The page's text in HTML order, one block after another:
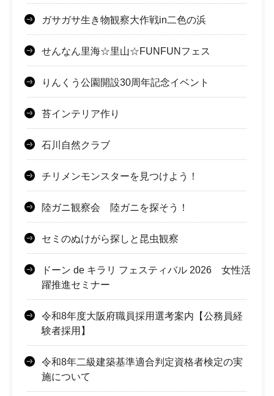
ガサガサ生き物観察大作戦in二色の浜
せんなん里海☆里山☆FUNFUNフェス
りんくう公園開設30周年記念イベント
苔インテリア作り
石川自然クラブ
チリメンモンスターを見つけよう！
陸ガニ観察会 陸ガニを探そう！
セミのぬけがら探しと昆虫観察
ドーン de キラリ フェスティバル 2026 女性活
躍推進セミナー
令和8年度大阪府職員採用選考案内【公務員経
験者採用】
令和8年二級建築基準適合判定資格者検定の実
施について